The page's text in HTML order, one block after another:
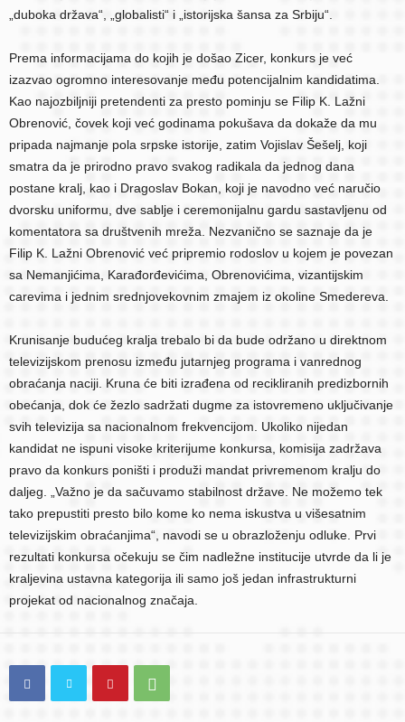
„duboka država“, „globalisti“ i „istorijska šansa za Srbiju“.
Prema informacijama do kojih je došao Zicer, konkurs je već
izazvao ogromno interesovanje među potencijalnim kandidatima.
Kao najozbiljniji pretendenti za presto pominju se Filip K. Lažni
Obrenović, čovek koji već godinama pokušava da dokaže da mu
pripada najmanje pola srpske istorije, zatim Vojislav Šešelj, koji
smatra da je prirodno pravo svakog radikala da jednog dana
postane kralj, kao i Dragoslav Bokan, koji je navodno već naručio
dvorsku uniformu, dve sablje i ceremonijalnu gardu sastavljenu od
komentatora sa društvenih mreža. Nezvanično se saznaje da je
Filip K. Lažni Obrenović već pripremio rodoslov u kojem je povezan
sa Nemanjićima, Karađorđevićima, Obrenovićima, vizantijskim
carevima i jednim srednjovekovnim zmajem iz okoline Smedereva.
Krunisanje budućeg kralja trebalo bi da bude održano u direktnom
televizijskom prenosu između jutarnjeg programa i vanrednog
obraćanja naciji. Kruna će biti izrađena od recikliranih predizbornih
obećanja, dok će žezlo sadržati dugme za istovremeno uključivanje
svih televizija sa nacionalnom frekvencijom. Ukoliko nijedan
kandidat ne ispuni visoke kriterijume konkursa, komisija zadržava
pravo da konkurs poništi i produži mandat privremenom kralju do
daljeg. „Važno je da sačuvamo stabilnost države. Ne možemo tek
tako prepustiti presto bilo kome ko nema iskustva u višesatnim
televizijskim obraćanjima“, navodi se u obrazloženju odluke. Prvi
rezultati konkursa očekuju se čim nadležne institucije utvrde da li je
kraljevina ustavna kategorija ili samo još jedan infrastrukturni
projekat od nacionalnog značaja.